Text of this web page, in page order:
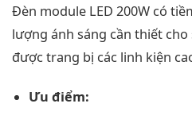
Đèn module LED 200W có
lượng ánh sáng cần thiết
được trang bị các linh kiện
Ưu điểm: